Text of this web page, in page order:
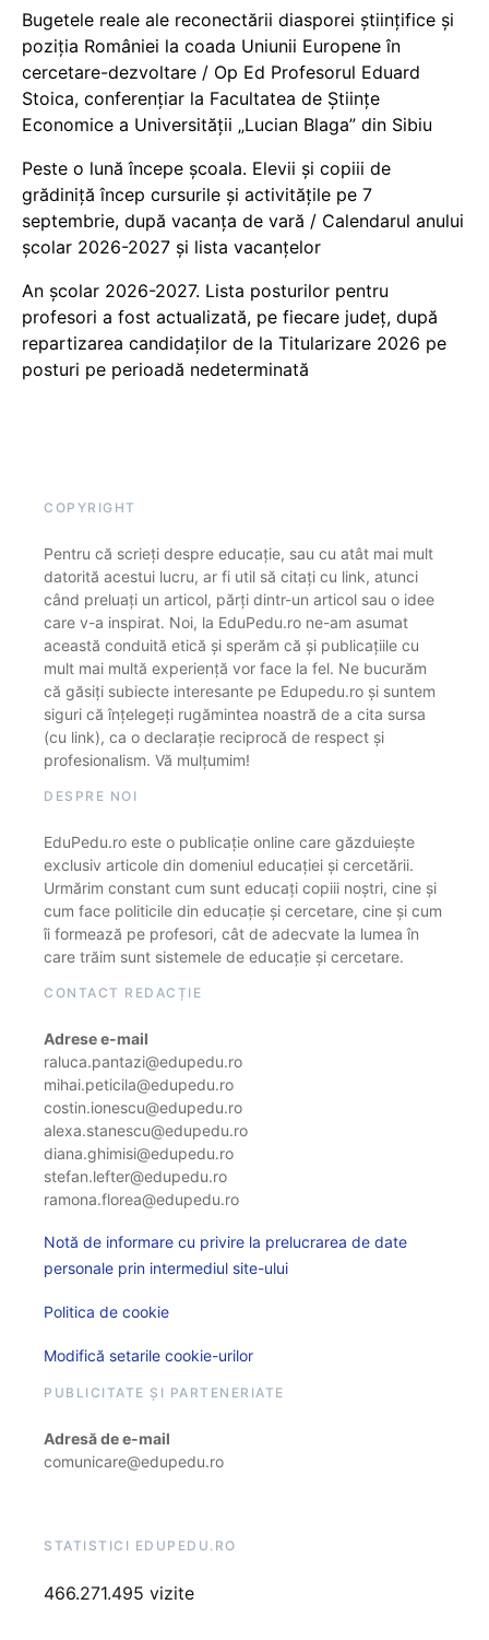
Bugetele reale ale reconectării diasporei științifice și
poziția României la coada Uniunii Europene în
cercetare-dezvoltare / Op Ed Profesorul Eduard
Stoica, conferențiar la Facultatea de Științe
Economice a Universității „Lucian Blaga” din Sibiu
Peste o lună începe școala. Elevii și copiii de
grădiniță încep cursurile și activitățile pe 7
septembrie, după vacanța de vară / Calendarul anului
școlar 2026-2027 și lista vacanțelor
An școlar 2026-2027. Lista posturilor pentru
profesori a fost actualizată, pe fiecare județ, după
repartizarea candidaților de la Titularizare 2026 pe
posturi pe perioadă nedeterminată
COPYRIGHT
Pentru că scrieți despre educație, sau cu atât mai mult
datorită acestui lucru, ar fi util să citați cu link, atunci
când preluați un articol, părți dintr-un articol sau o idee
care v-a inspirat. Noi, la EduPedu.ro ne-am asumat
această conduită etică și sperăm că și publicațiile cu
mult mai multă experiență vor face la fel. Ne bucurăm
că găsiți subiecte interesante pe Edupedu.ro și suntem
siguri că înțelegeți rugămintea noastră de a cita sursa
(cu link), ca o declarație reciprocă de respect și
profesionalism. Vă mulțumim!
DESPRE NOI
EduPedu.ro este o publicație online care găzduiește
exclusiv articole din domeniul educației și cercetării.
Urmărim constant cum sunt educați copiii noștri, cine și
cum face politicile din educație și cercetare, cine și cum
îi formează pe profesori, cât de adecvate la lumea în
care trăim sunt sistemele de educație și cercetare.
CONTACT REDACȚIE
Adrese e-mail
raluca.pantazi@edupedu.ro
mihai.peticila@edupedu.ro
costin.ionescu@edupedu.ro
alexa.stanescu@edupedu.ro
diana.ghimisi@edupedu.ro
stefan.lefter@edupedu.ro
ramona.florea@edupedu.ro
Notă de informare cu privire la prelucrarea de date
personale prin intermediul site-ului
Politica de cookie
Modifică setarile cookie-urilor
PUBLICITATE ȘI PARTENERIATE
Adresă de e-mail
comunicare@edupedu.ro
STATISTICI EDUPEDU.RO
466.271.495 vizite